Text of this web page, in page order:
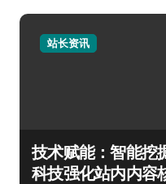
站长资讯
技术赋能：智能挖
科技强化站内内容